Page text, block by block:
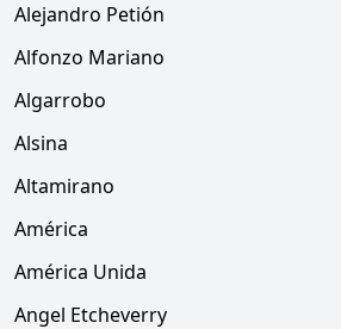
Alejandro Petión
Alfonzo Mariano
Algarrobo
Alsina
Altamirano
América
América Unida
Angel Etcheverry